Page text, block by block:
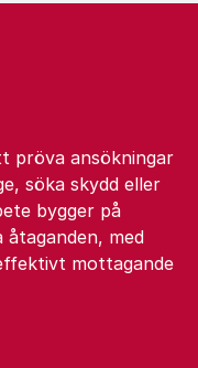
pröva ansökningar
söka skydd eller
bygger på
med
mottagande